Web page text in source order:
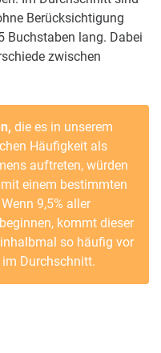
Berücksichtigung
Buchstaben lang. Dabei
zwischen
die es in unserem
Häufigkeit als
auftreten, würden
einem bestimmten
9,5% aller
kommt dieser
so häufig vor
Durchschnitt.